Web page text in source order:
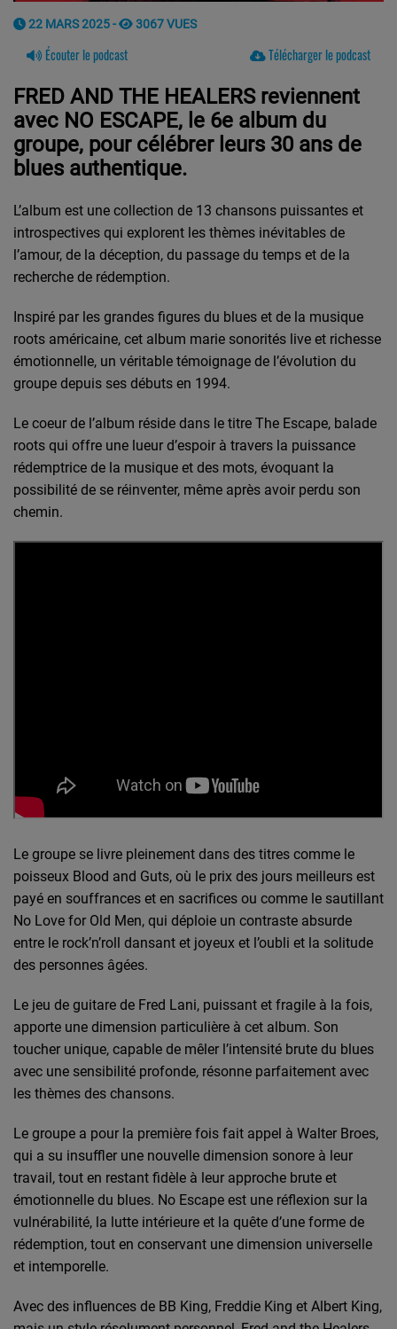
22 MARS 2025 - 3067 VUES
Écouter le podcast Télécharger le podcast
FRED AND THE HEALERS reviennent
avec NO ESCAPE, le 6e album du
groupe, pour célébrer leurs 30 ans de
blues authentique.
L’album est une collection de 13 chansons puissantes et
introspectives qui explorent les thèmes inévitables de
l’amour, de la déception, du passage du temps et de la
recherche de rédemption.
Inspiré par les grandes figures du blues et de la musique
roots américaine, cet album marie sonorités live et richesse
émotionnelle, un véritable témoignage de l’évolution du
groupe depuis ses débuts en 1994.
Le coeur de l’album réside dans le titre The Escape, balade
roots qui offre une lueur d’espoir à travers la puissance
rédemptrice de la musique et des mots, évoquant la
possibilité de se réinventer, même après avoir perdu son
chemin.
Le groupe se livre pleinement dans des titres comme le
poisseux Blood and Guts, où le prix des jours meilleurs est
payé en souffrances et en sacrifices ou comme le sautillant
No Love for Old Men, qui déploie un contraste absurde
entre le rock’n’roll dansant et joyeux et l’oubli et la solitude
des personnes âgées.
Le jeu de guitare de Fred Lani, puissant et fragile à la fois,
apporte une dimension particulière à cet album. Son
toucher unique, capable de mêler l’intensité brute du blues
avec une sensibilité profonde, résonne parfaitement avec
les thèmes des chansons.
Le groupe a pour la première fois fait appel à Walter Broes,
qui a su insuffler une nouvelle dimension sonore à leur
travail, tout en restant fidèle à leur approche brute et
émotionnelle du blues. No Escape est une réflexion sur la
vulnérabilité, la lutte intérieure et la quête d’une forme de
rédemption, tout en conservant une dimension universelle
et intemporelle.
Avec des influences de BB King, Freddie King et Albert King,